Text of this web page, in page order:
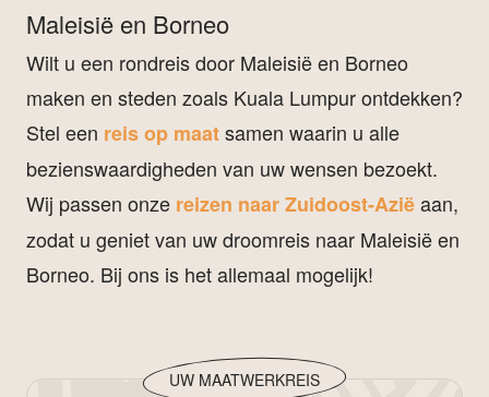
Maleisië en Borneo
Wilt u een rondreis door Maleisië en Borneo
maken en steden zoals Kuala Lumpur ontdekken?
Stel een reis op maatsamen waarin u alle
bezienswaardigheden van uw wensen bezoekt.
Wij passen onze reizen naar Zuidoost-Aziëaan,
zodat u geniet van uw droomreis naar Maleisië en
Borneo. Bij ons is het allemaal mogelijk!
UW MAATWERKREIS